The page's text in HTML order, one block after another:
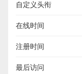
自定义头衔
在线时间
注册时间
最后访问